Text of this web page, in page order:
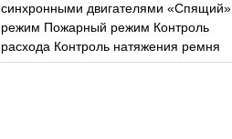
синхронными двигателями «Спящий»
режим Пожарный режим Контроль
расхода Контроль натяжения ремня